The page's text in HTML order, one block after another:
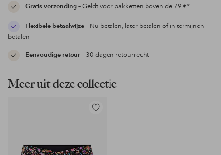
Gratis verzending– Geldt voor pakketten boven de 79 €*
Flexibele betaalwijze– Nu betalen, later betalen of in termijnen
betalen
Eenvoudige retour– 30 dagen retourrecht
Meer uit deze collectie
Toevoegen